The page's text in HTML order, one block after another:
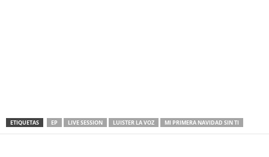
ETIQUETAS EP LIVE SESSION LUISTER LA VOZ MI PRIMERA NAVIDAD SIN TI